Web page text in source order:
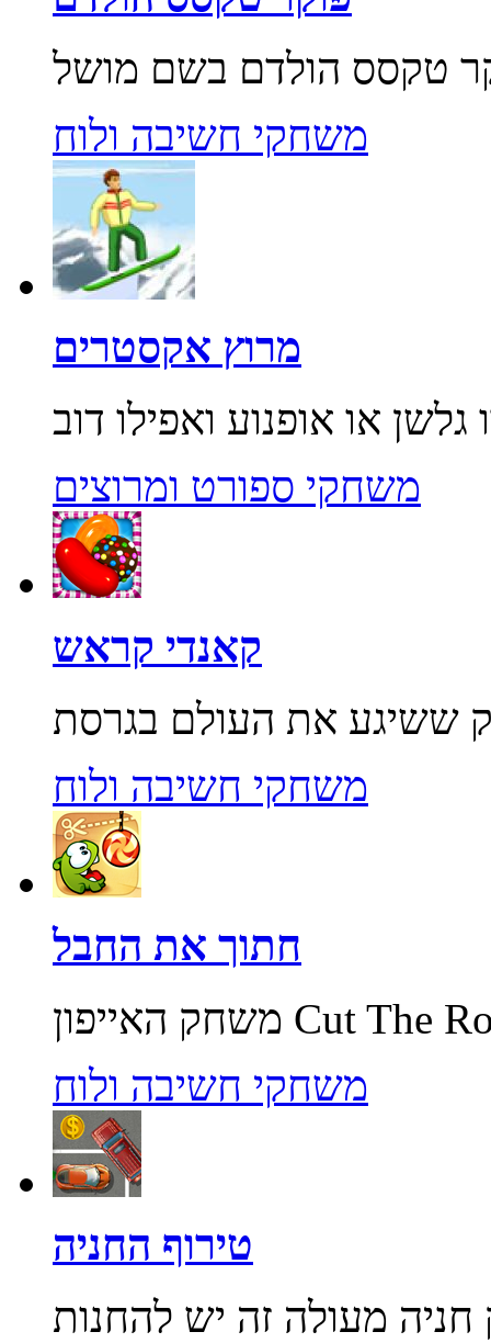
משחקי חשיבה ולוח
מרוץ אקסטרים
משחקי ספורט ומרוצים
קאנדי קראש
משחקי חשיבה ולוח
חתוך את החבל
משחקי חשיבה ולוח
טירוף החניה